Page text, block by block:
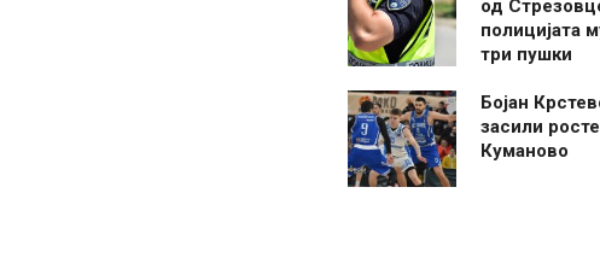
од
полицијата
три пушки
Бојан
засили
Куманово